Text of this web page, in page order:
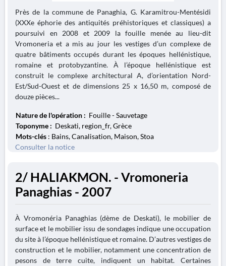
Près de la commune de Panaghia, G. Karamitrou-Mentésidi
(XXXe éphorie des antiquités préhistoriques et classiques) a
poursuivi en 2008 et 2009 la fouille menée au lieu-dit
Vromoneria et a mis au jour les vestiges d’un complexe de
quatre bâtiments occupés durant les époques hellénistique,
romaine et protobyzantine. À l’époque hellénistique est
construit le complexe architectural A, d’orientation Nord-
Est/Sud-Ouest et de dimensions 25 x 16,50 m, composé de
douze pièces...
Nature de l'opération : Fouille - Sauvetage
Toponyme : Deskati, region_fr, Grèce
Mots-clés : Bains, Canalisation, Maison, Stoa
Consulter la notice
2/ HALIAKMON. - Vromoneria
Panaghias - 2007
À Vromonéria Panaghias (dème de Deskati), le mobilier de
surface et le mobilier issu de sondages indique une occupation
du site à l’époque hellénistique et romaine. D’autres vestiges de
construction et le mobilier, notamment une concentration de
pesons de terre cuite, indiquent un habitat. Certaines